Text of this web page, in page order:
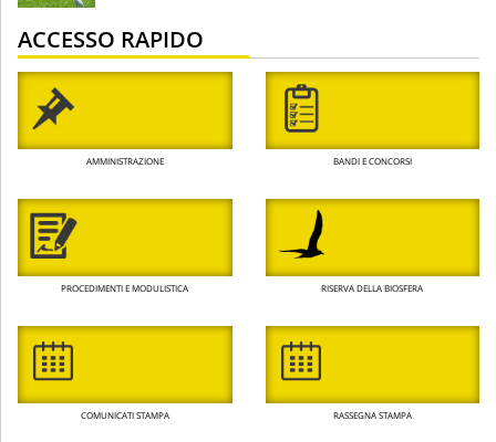
ACCESSO RAPIDO
AMMINISTRAZIONE BANDI E CONCORSI
PROCEDIMENTI E MODULISTICA RISERVA DELLA BIOSFERA
COMUNICATI STAMPA RASSEGNA STAMPA